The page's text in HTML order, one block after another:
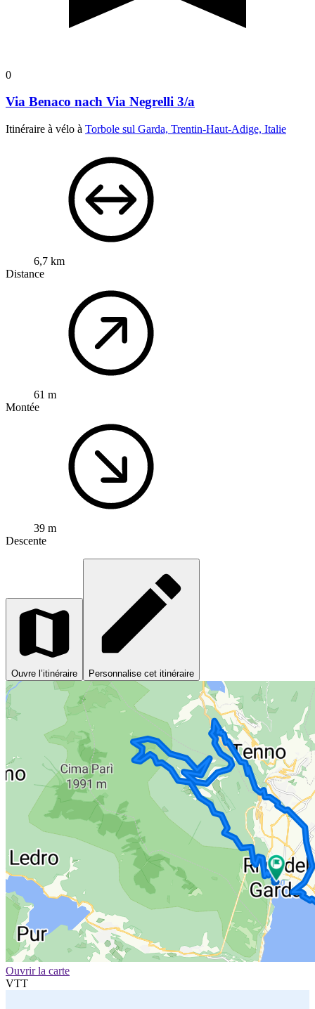
0
Via Benaco nach Via Negrelli 3/a
Itinéraire à vélo à Torbole sul Garda, Trentin-Haut-Adige, Italie
6,7 km
Distance
61 m
Montée
39 m
Descente
Ouvre l’itinéraire Personnalise cet itinéraire
Ouvrir la carte
VTT